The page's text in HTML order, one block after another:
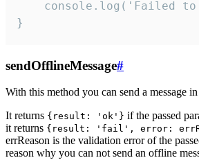
console.log('Failed
}
sendOfflineMessage#
With this method you can send a message
It returns {result: 'ok'} if the passed
it returns {result: 'fail', error:
errReason is the validation error of the
reason why you can not send an offline